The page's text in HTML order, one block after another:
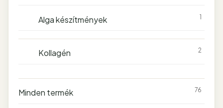
Alga készítmények 1
Kollagén 2
Minden termék 76